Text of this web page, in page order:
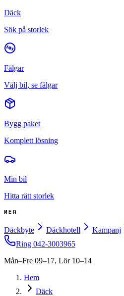
Däck
Sök på storlek
Fälgar
Välj bil, se fälgar
Bygg paket
Komplett lösning
Min bil
Hitta rätt storlek
MER
Däckbyte Däckhotell Kampanj
Ring 042-3003965
Mån–Fre 09–17, Lör 10–14
Hem
Däck